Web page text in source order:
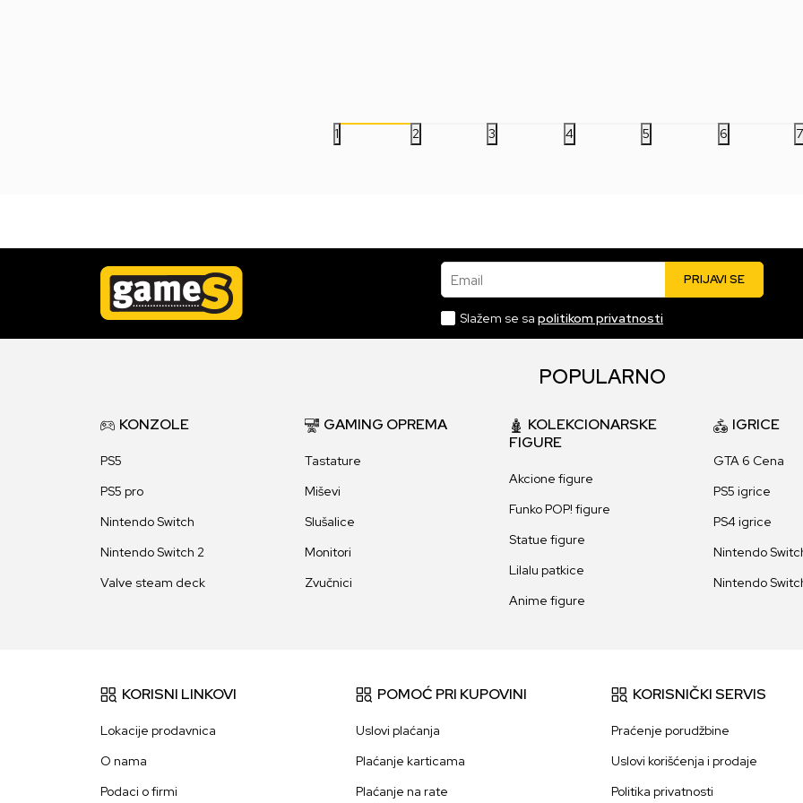
1 2 3 4 5 6 7
Email PRIJAVI SE
Slažem se sa politikom privatnosti
POPULARNO
KONZOLE
PS5
PS5 pro
Nintendo Switch
Nintendo Switch 2
Valve steam deck
GAMING OPREMA
Tastature
Miševi
Slušalice
Monitori
Zvučnici
KOLEKCIONARSKE
FIGURE
Akcione figure
Funko POP! figure
Statue figure
Lilalu patkice
Anime figure
IGRICE
GTA 6 Cena
PS5 igrice
PS4 igrice
Nintendo
Nintendo
KORISNI LINKOVI
Lokacije prodavnica
O nama
Podaci o firmi
POMOĆ PRI KUPOVINI
Uslovi plaćanja
Plaćanje karticama
Plaćanje na rate
KORISNIČKI SERVIS
Praćenje porudžbine
Uslovi korišćenja i prodaje
Politika privatnosti